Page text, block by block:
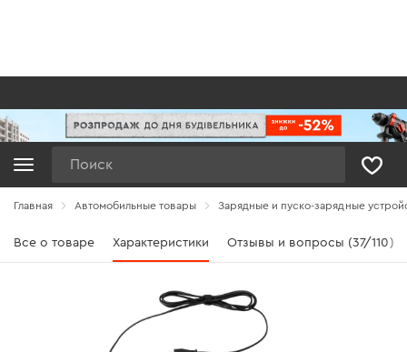
Главная Автомобильные товары Зарядные и пуско-зарядные
Все о товаре Характеристики Отзывы и вопросы (37/110)